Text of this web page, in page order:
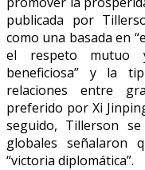
publicada por
como una basada en
el respeto mutuo
beneficiosa” y la
relaciones entre
preferido por Xi
seguido, Tillerson
globales señalaron
“victoria diplomática”.